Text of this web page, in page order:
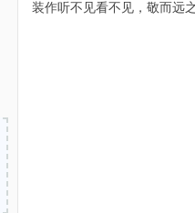
装作听不见看不见，敬而远之